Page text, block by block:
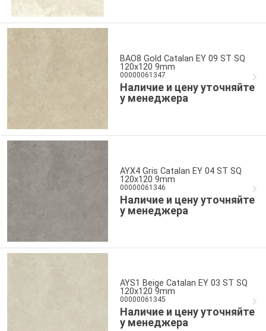
BAO8 Gold Catalan EY 09 ST SQ
120x120 9mm
00000061347
Наличие и цену уточняйте
у менеджера
AYX4 Gris Catalan EY 04 ST SQ
120x120 9mm
00000061346
Наличие и цену уточняйте
у менеджера
AYS1 Beige Catalan EY 03 ST SQ
120x120 9mm
00000061345
Наличие и цену уточняйте
у менеджера